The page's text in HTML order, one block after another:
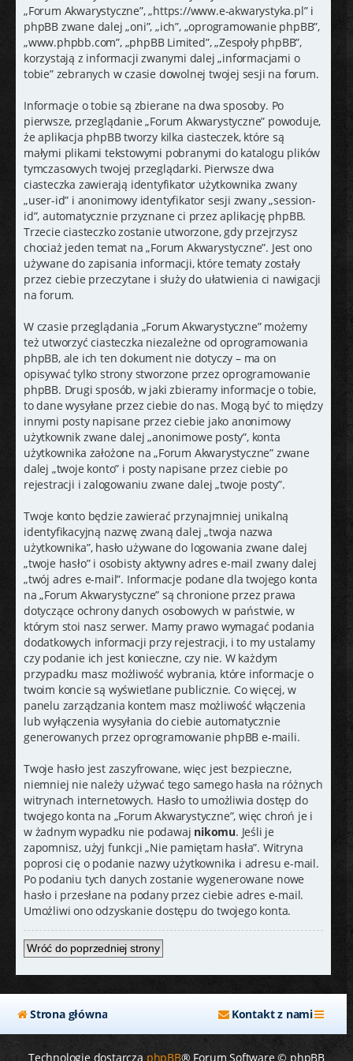
„Forum Akwarystyczne”, „https://www.e-akwarystyka.pl” i
phpBB zwane dalej „oni”, „ich”, „oprogramowanie phpBB”,
„www.phpbb.com”, „phpBB Limited”, „Zespoły phpBB”,
korzystają z informacji zwanymi dalej „informacjami o
tobie” zebranych w czasie dowolnej twojej sesji na forum.
Informacje o tobie są zbierane na dwa sposoby. Po
pierwsze, przeglądanie „Forum Akwarystyczne” powoduje,
że aplikacja phpBB tworzy kilka ciasteczek, które są
małymi plikami tekstowymi pobranymi do katalogu plików
tymczasowych twojej przeglądarki. Pierwsze dwa
ciasteczka zawierają identyfikator użytkownika zwany
„user-id” i anonimowy identyfikator sesji zwany „session-
id”, automatycznie przyznane ci przez aplikację phpBB.
Trzecie ciasteczko zostanie utworzone, gdy przejrzysz
chociaż jeden temat na „Forum Akwarystyczne”. Jest ono
używane do zapisania informacji, które tematy zostały
przez ciebie przeczytane i służy do ułatwienia ci nawigacji
na forum.
W czasie przeglądania „Forum Akwarystyczne” możemy
też utworzyć ciasteczka niezależne od oprogramowania
phpBB, ale ich ten dokument nie dotyczy – ma on
opisywać tylko strony stworzone przez oprogramowanie
phpBB. Drugi sposób, w jaki zbieramy informacje o tobie,
to dane wysyłane przez ciebie do nas. Mogą być to między
innymi posty napisane przez ciebie jako anonimowy
użytkownik zwane dalej „anonimowe posty”, konta
użytkownika założone na „Forum Akwarystyczne” zwane
dalej „twoje konto” i posty napisane przez ciebie po
rejestracji i zalogowaniu zwane dalej „twoje posty”.
Twoje konto będzie zawierać przynajmniej unikalną
identyfikacyjną nazwę zwaną dalej „twoja nazwa
użytkownika”, hasło używane do logowania zwane dalej
„twoje hasło” i osobisty aktywny adres e-mail zwany dalej
„twój adres e-mail”. Informacje podane dla twojego konta
na „Forum Akwarystyczne” są chronione przez prawa
dotyczące ochrony danych osobowych w państwie, w
którym stoi nasz serwer. Mamy prawo wymagać podania
dodatkowych informacji przy rejestracji, i to my ustalamy
czy podanie ich jest konieczne, czy nie. W każdym
przypadku masz możliwość wybrania, które informacje o
twoim koncie są wyświetlane publicznie. Co więcej, w
panelu zarządzania kontem masz możliwość włączenia
lub wyłączenia wysyłania do ciebie automatycznie
generowanych przez oprogramowanie phpBB e-maili.
Twoje hasło jest zaszyfrowane, więc jest bezpieczne,
niemniej nie należy używać tego samego hasła na różnych
witrynach internetowych. Hasło to umożliwia dostęp do
twojego konta na „Forum Akwarystyczne”, więc chroń je i
w żadnym wypadku nie podawaj nikomu. Jeśli je
zapomnisz, użyj funkcji „Nie pamiętam hasła”. Witryna
poprosi cię o podanie nazwy użytkownika i adresu e-mail.
Po podaniu tych danych zostanie wygenerowane nowe
hasło i przesłane na podany przez ciebie adres e-mail.
Umożliwi ono odzyskanie dostępu do twojego konta.
Wróć do poprzedniej strony
Strona główna Kontakt z nami
Technologię dostarcza phpBB® Forum Software © phpBB